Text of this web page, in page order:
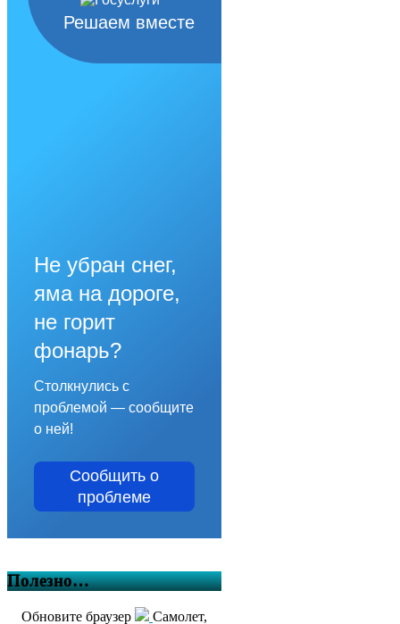
Решаем вместе
Не убран снег,
яма на дороге,
не горит
фонарь?
Столкнулись с
проблемой — сообщите
о ней!
Сообщить о
проблеме
Полезно…
Обновите браузер Самолет,